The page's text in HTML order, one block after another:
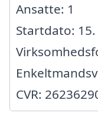
Ansatte: 1
Startdato:
CVR: